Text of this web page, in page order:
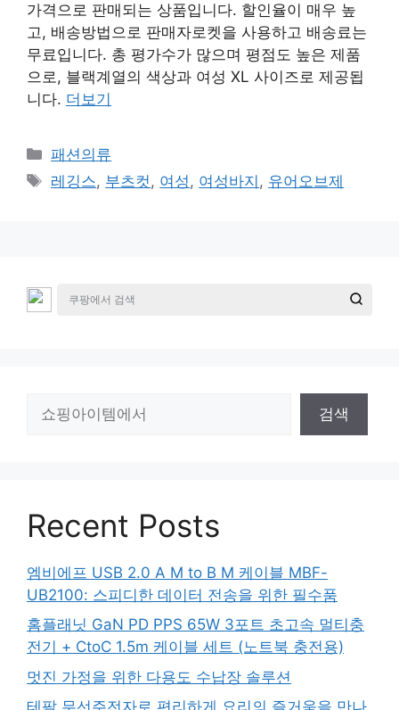
가격으로 판매되는 상품입니다. 할인율이 매우 높
고, 배송방법으로 판매자로켓을 사용하고 배송료는
무료입니다. 총 평가수가 많으며 평점도 높은 제품
으로, 블랙계열의 색상과 여성 XL 사이즈로 제공됩
니다. 더보기
카
테
고
패션의류
태
레깅스, 부츠컷 , 여성 , 여성바지 , 유어오브제
검색
Recent Posts
엠비에프 USB 2.0 A M to B M 케이블 MBF-
UB2100: 스피디한 데이터 전송을 위한 필수품
홈플래닛 GaN PD PPS 65W 3포트 초고속 멀티충
전기 + CtoC 1.5m 케이블 세트 (노트북 충전용)
멋진 가정을 위한 다용도 수납장 솔루션
테팔 무선주전자로 편리하게 요리의 즐거움을 만나